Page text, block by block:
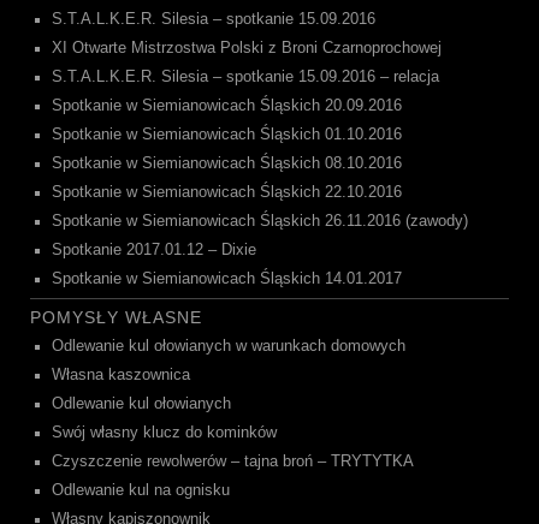
S.T.A.L.K.E.R. Silesia – spotkanie 15.09.2016
XI Otwarte Mistrzostwa Polski z Broni Czarnoprochowej
S.T.A.L.K.E.R. Silesia – spotkanie 15.09.2016 – relacja
Spotkanie w Siemianowicach Śląskich 20.09.2016
Spotkanie w Siemianowicach Śląskich 01.10.2016
Spotkanie w Siemianowicach Śląskich 08.10.2016
Spotkanie w Siemianowicach Śląskich 22.10.2016
Spotkanie w Siemianowicach Śląskich 26.11.2016 (zawody)
Spotkanie 2017.01.12 – Dixie
Spotkanie w Siemianowicach Śląskich 14.01.2017
POMYSŁY WŁASNE
Odlewanie kul ołowianych w warunkach domowych
Własna kaszownica
Odlewanie kul ołowianych
Swój własny klucz do kominków
Czyszczenie rewolwerów – tajna broń – TRYTYTKA
Odlewanie kul na ognisku
Własny kapiszonownik